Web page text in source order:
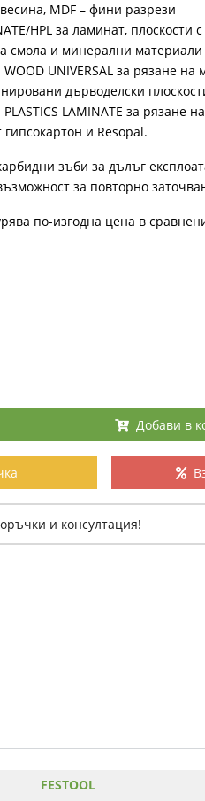
MDF – фини разрези
HPL за ламинат, плоскости
смола и минерални материали
UNIVERSAL за рязане
дърводелски
LAMINATE за рязане
и Resopal.
зъби за дълъг
за повторно
по-изгодна цена в
Добави в
и консултация!
FESTOOL